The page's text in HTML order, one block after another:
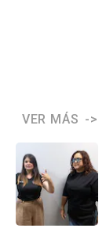
VER MÁS